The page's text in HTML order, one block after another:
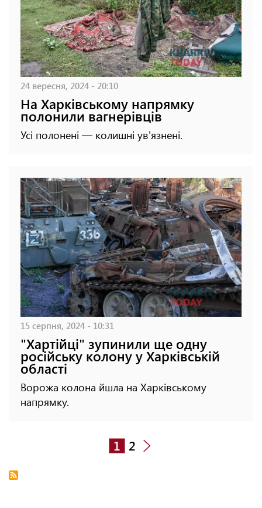
24 вересня, 2024 - 20:10
На Харківському напрямку
полонили вагнерівців
Усі полонені — колишні ув'язнені.
15 серпня, 2024 - 10:31
"Хартійці" зупинили ще одну
російську колону у Харківській
області
Ворожа колона йшла на Харківському
напрямку.
1 2